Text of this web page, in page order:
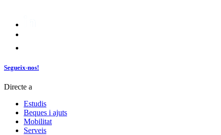
Segueix-nos!
Directe a
Estudis
Beques i ajuts
Mobilitat
Serveis